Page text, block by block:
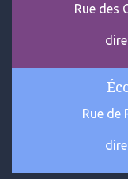
Rue des
Rue de